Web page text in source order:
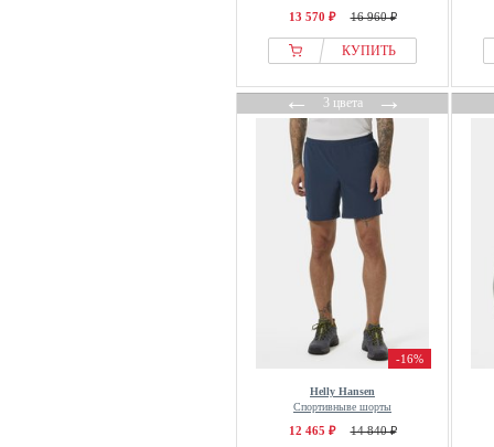
13 570 ₽ 16 960 ₽
КУПИТЬ
←3 цвета→
-16%
Helly Hansen
Спортивныве шорты
12 465 ₽ 14 840 ₽